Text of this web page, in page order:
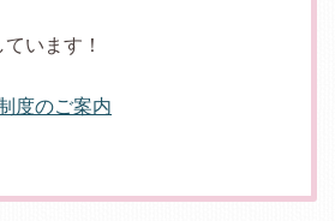
います！
度のご案内